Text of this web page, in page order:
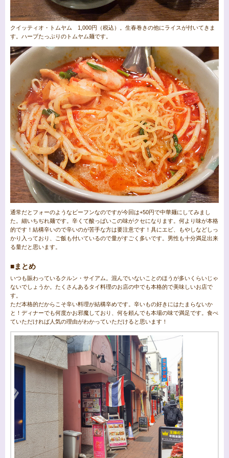
クイッティオ・トムヤム 1,000円（税込）。生春巻きの他にライスが付いてきま
す。ハーブたっぷりのトムヤム麺です。
通常だとフォーのようなビーフンなのですが今回は+50円で中華麺にしてみまし
た。細いちぢれ麺です。辛くて酸っぱいこの味がクセになります。何より味が本格
的です！結構辛いので辛いのが苦手な方は要注意です！具にエビ、もやしなどしっ
かり入っており、ご飯も付いているので量がすごく多いです。男性も十分満足出来
る量だと思います。
■まとめ
いつも賑わっているクルン・サイアム。混んでいないことのほうが多いくらいじゃ
ないでしょうか。たくさんあるタイ料理のお店の中でも本格的で美味しいお店で
す。
ただ本格的だからこそ辛い料理が結構辛めです。辛いもの好きにはたまらないか
と！ディナーでも何度かお邪魔しており、何を頼んでも本場の味で満足です。食べ
ていただければ人気の理由がわかっていただけると思います！